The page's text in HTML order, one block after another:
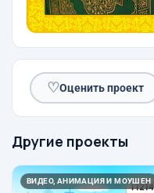
♡Оценить проект
Другие проекты
ВИДЕО, АНИМАЦИЯ И МОУШЕН